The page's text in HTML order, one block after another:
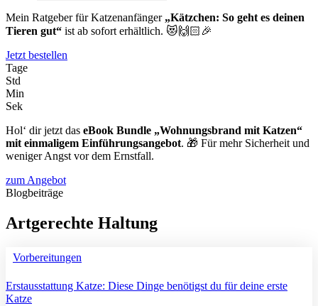
Mein Ratgeber für Katzenanfänger „Kätzchen: So geht es deinen
Tieren gut“ ist ab sofort erhältlich. 😻🙌🏻🎉
Jetzt bestellen
Tage
Std
Min
Sek
Hol‘ dir jetzt das eBook Bundle „Wohnungsbrand mit Katzen“
mit einmaligem Einführungsangebot. 🎁 Für mehr Sicherheit und
weniger Angst vor dem Ernstfall.
zum Angebot
Blogbeiträge
Artgerechte Haltung
Vorbereitungen
Erstausstattung Katze: Diese Dinge benötigst du für deine erste
Katze